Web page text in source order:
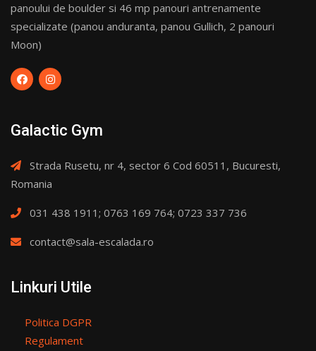
panoului de boulder si 46 mp panouri antrenamente
specializate (panou anduranta, panou Gullich, 2 panouri
Moon)
Galactic Gym
Strada Rusetu, nr 4, sector 6 Cod 60511, Bucuresti,
Romania
031 438 1911; 0763 169 764; 0723 337 736
contact@sala-escalada.ro
Linkuri Utile
Politica DGPR
Regulament